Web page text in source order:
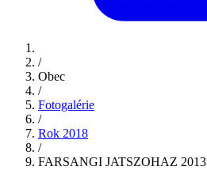
/
Obec
/
Fotogalérie
/
Rok 2018
/
FARSANGI JATSZOHAZ 2013